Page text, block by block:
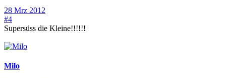
28 Mrz 2012
#4
Supersüss die Kleine!!!!!!
Milo